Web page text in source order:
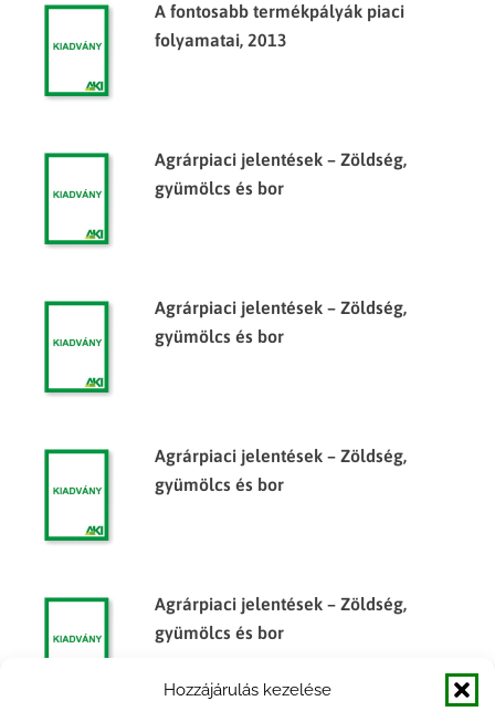
Hozzájárulás kezelése
A fontosabb termékpályák piaci
folyamatai, 2013
Agrárpiaci jelentések – Zöldség,
gyümölcs és bor
Agrárpiaci jelentések – Zöldség,
gyümölcs és bor
Agrárpiaci jelentések – Zöldség,
gyümölcs és bor
Agrárpiaci jelentések – Zöldség,
gyümölcs és bor